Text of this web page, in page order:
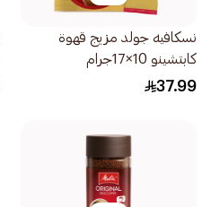
نسكافيه جولد مزيج قهوة
كابتشينو 10×17جرام
37.99